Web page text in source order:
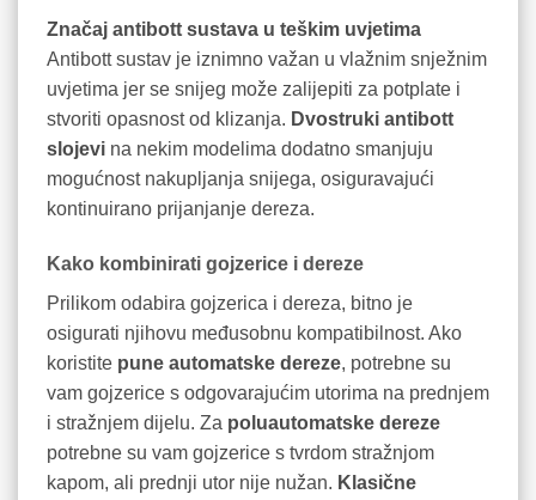
Značaj antibott sustava u teškim uvjetima
Antibott sustav je iznimno važan u vlažnim snježnim
uvjetima jer se snijeg može zalijepiti za potplate i
stvoriti opasnost od klizanja. Dvostruki antibott
slojevi na nekim modelima dodatno smanjuju
mogućnost nakupljanja snijega, osiguravajući
kontinuirano prijanjanje dereza.
Kako kombinirati gojzerice i dereze
Prilikom odabira gojzerica i dereza, bitno je
osigurati njihovu međusobnu kompatibilnost. Ako
koristite pune automatske dereze, potrebne su
vam gojzerice s odgovarajućim utorima na prednjem
i stražnjem dijelu. Za poluautomatske dereze
potrebne su vam gojzerice s tvrdom stražnjom
kapom, ali prednji utor nije nužan. Klasične